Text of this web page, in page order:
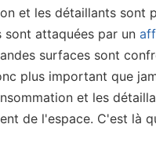
et les détaillants sont
sont attaquées par un
surfaces sont
plus important que
et les
de l'espace. C'est là